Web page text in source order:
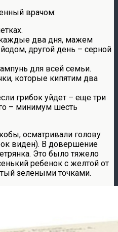
врачом:
два дня, мажем
другой день – серной
для всей семьи.
которые кипятим два
грибок уйдет – еще три
– минимум шесть
осматривали голову
виден). В довершение
Это было тяжело
ребенок с желтой от
зелеными точками.